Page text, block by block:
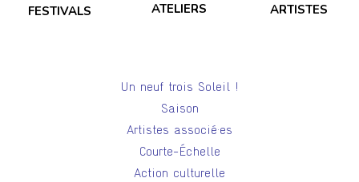
FESTIVALS ATELIERS ARTISTES
Un neuf trois Soleil !
Saison
Artistes associé·es
Courte-Échelle
Action culturelle